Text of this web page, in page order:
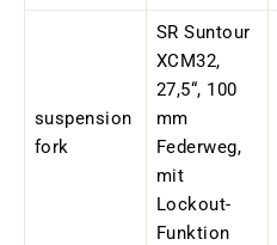
suspension
fork
SR Suntour
XCM32,
27,5“, 100
mm
Federweg,
mit
Lockout-
Funktion